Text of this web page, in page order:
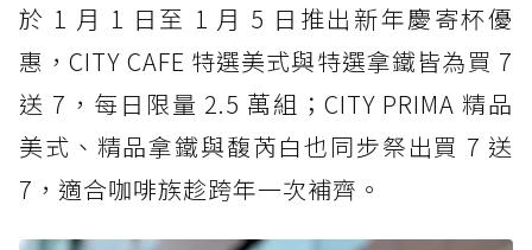
於 1 月 1 日至 1 月 5 日推出新年慶寄杯優
惠，CITY CAFE 特選美式與特選拿鐵皆為買 7
送 7，每日限量 2.5 萬組；CITY PRIMA 精品
美式、精品拿鐵與馥芮白也同步祭出買 7 送
7，適合咖啡族趁跨年一次補齊。